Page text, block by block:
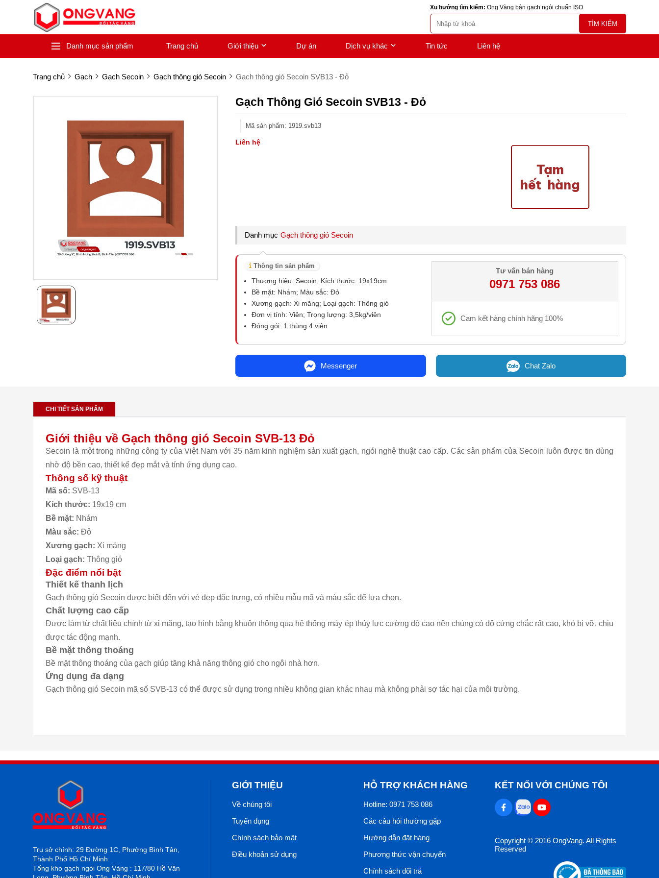
Xu hướng tìm kiếm: Ong Vàng bán gạch ngói chuẩn ISO
TÌM KIẾM
Danh mục sản phẩm Trang chủ Giới thiệu Dự án Dịch vụ khác Tin tức Liên hệ
Trang chủ Gạch Gạch Secoin Gạch thông gió Secoin Gạch thông gió Secoin SVB13 - Đỏ
Gạch Thông Gió Secoin SVB13 - Đỏ
Mã sản phẩm: 1919.svb13
Liên hệ
Danh mục Gạch thông gió Secoin
Thông tin sản phẩm
Thương hiệu: Secoin; Kích thước: 19x19cm
Bề mặt: Nhám; Màu sắc: Đỏ
Xương gạch: Xi măng; Loại gạch: Thông gió
Đơn vị tính: Viên; Trọng lượng: 3,5kg/viên
Đóng gói: 1 thùng 4 viên
Tư vấn bán hàng
0971 753 086
Cam kết hàng chính hãng 100%
Messenger Chat Zalo
CHI TIẾT SẢN PHẨM
Giới thiệu về Gạch thông gió Secoin SVB-13 Đỏ
Secoin là một trong những công ty của Việt Nam với 35 năm kinh nghiệm sản xuất gạch, ngói nghệ thuật cao cấp. Các sản phẩm của Secoin luôn được tin dùng
nhờ độ bền cao, thiết kế đẹp mắt và tính ứng dụng cao.
Thông số kỹ thuật
Mã số: SVB-13
Kích thước: 19x19 cm
Bề mặt: Nhám
Màu sắc: Đỏ
Xương gạch: Xi măng
Loại gạch: Thông gió
Đặc điểm nổi bật
Thiết kế thanh lịch
Gạch thông gió Secoin được biết đến với vẻ đẹp đặc trưng, có nhiều mẫu mã và màu sắc để lựa chọn.
Chất lượng cao cấp
Được làm từ chất liệu chính từ xi măng, tạo hình bằng khuôn thông qua hệ thống máy ép thủy lực cường độ cao nên chúng có độ cứng chắc rất cao, khó bị vỡ, chịu
được tác động mạnh.
Bề mặt thông thoáng
Bề mặt thông thoáng của gạch giúp tăng khả năng thông gió cho ngôi nhà hơn.
Ứng dụng đa dạng
Gạch thông gió Secoin mã số SVB-13 có thể được sử dụng trong nhiều không gian khác nhau mà không phải sợ tác hại của môi trường.
Trụ sở chính: 29 Đường 1C, Phường Bình Tân,
Thành Phố Hồ Chí Minh
Tổng kho gạch ngói Ong Vàng : 117/80 Hồ Văn
GIỚI THIỆU
Về chúng tôi
Tuyển dụng
Chính sách bảo mật
Điều khoản sử dụng
HỖ TRỢ KHÁCH HÀNG
Hotline: 0971 753 086
Các câu hỏi thường gặp
Hướng dẫn đặt hàng
Phương thức vận chuyển
Chính sách đổi trả
KẾT NỐI VỚI CHÚNG TÔI
Copyright © 2016 OngVang. All Rights
Reserved